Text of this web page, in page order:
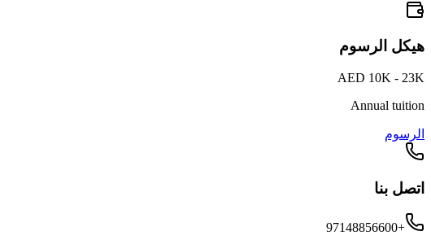
هيكل الرسوم
AED 10K - 23K
Annual tuition
الرسوم
اتصل بنا
+97148856600